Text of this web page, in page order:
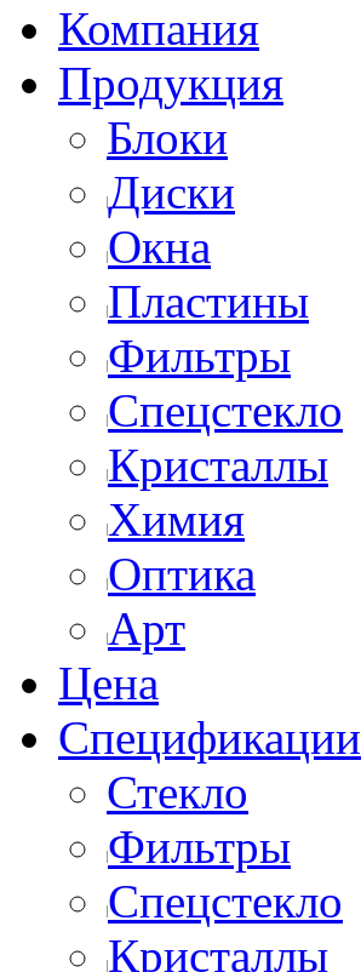
Компания
Продукция
Блоки
Диски
Окна
Пластины
Фильтры
Спецстекло
Кристаллы
Химия
Оптика
Арт
Цена
Спецификации
Стекло
Фильтры
Спецстекло
Кристаллы